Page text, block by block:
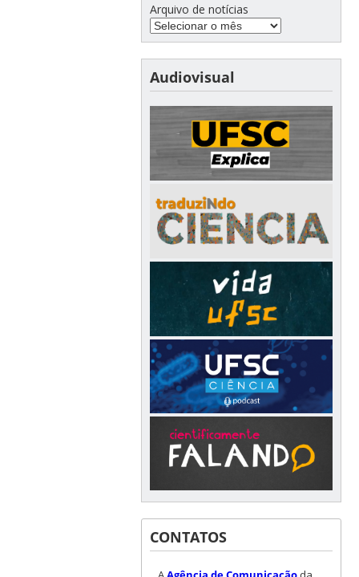
Arquivo de notícias
Audiovisual
CONTATOS